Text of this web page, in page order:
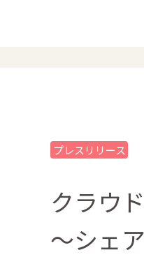
プレスリリース
クラウ
～シェ